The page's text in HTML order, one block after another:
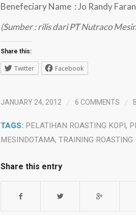
Benefeciary Name : Jo Randy
(Sumber : rilis dari PT Nutraco
Share this:
Twitter Facebook
JANUARY 24, 2012 / 6 COMMENTS /
TAGS: PELATIHAN ROASTING KOPI,
MESINDOTAMA, TRAINING ROASTING
Share this entry